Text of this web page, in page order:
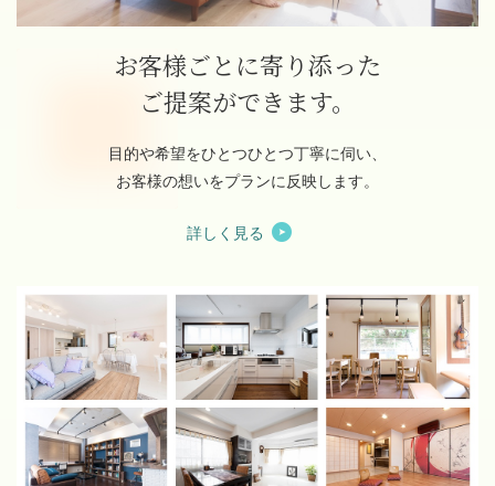
お客様ごとに寄り添った
ご提案ができます。
目的や希望をひとつひとつ丁寧に伺い、
お客様の想いをプランに反映します。
詳しく見る